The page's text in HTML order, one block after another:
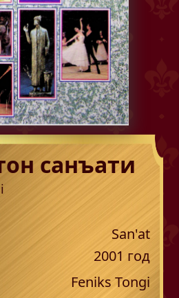
санъати
San'at
2001 год
Feniks Tongi